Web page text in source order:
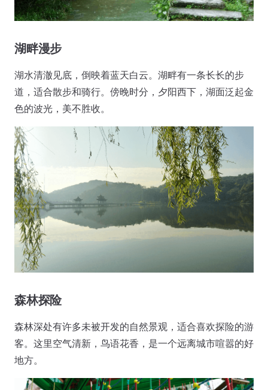
湖畔漫步
湖水清澈见底，倒映着蓝天白云。湖畔有一条长长的步
道，适合散步和骑行。傍晚时分，夕阳西下，湖面泛起金
色的波光，美不胜收。
森林探险
森林深处有许多未被开发的自然景观，适合喜欢探险的游
客。这里空气清新，鸟语花香，是一个远离城市喧嚣的好
地方。